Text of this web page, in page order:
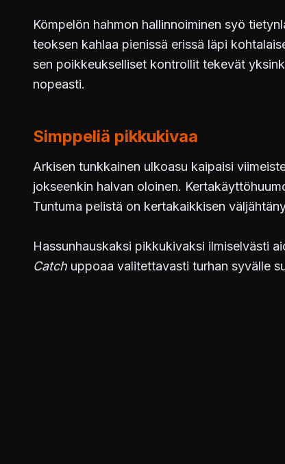
Kömpelön hahmon hallinnoiminen syö
teoksen kahlaa pienissä erissä läpi
sen poikkeukselliset kontrollit tekevät
nopeasti.
Simppeliä pikkukivaa
Arkisen tunkkainen ulkoasu kaipaisi
jokseenkin halvan oloinen.
Tuntuma pelistä on kertakaikkisen
Hassunhauskaksi pikkukivaksi ilmiselvästi
Catch uppoaa valitettavasti turhan syvälle